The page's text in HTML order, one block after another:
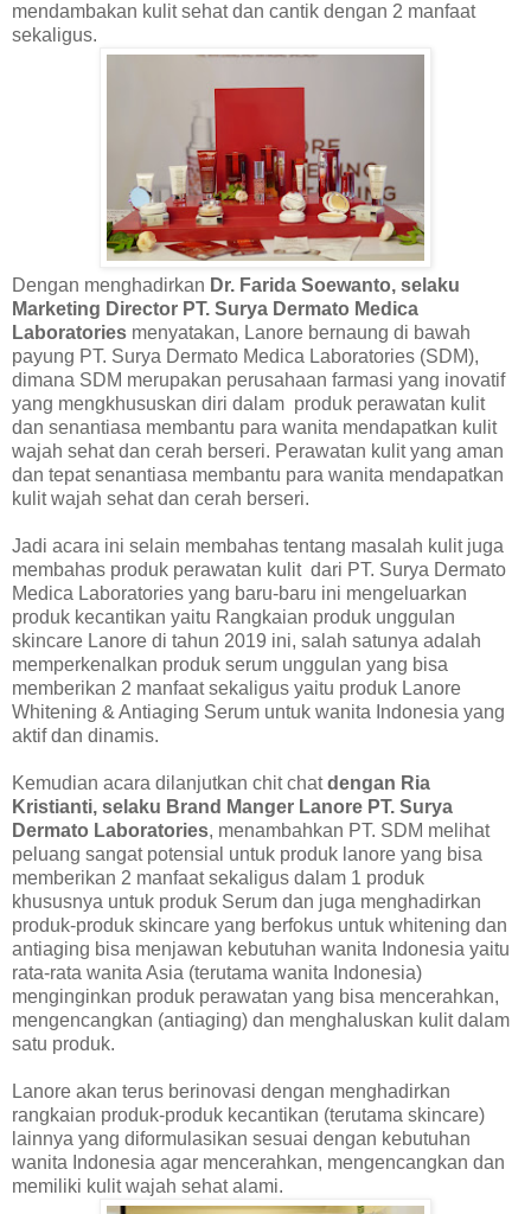
mendambakan kulit sehat dan cantik dengan 2 manfaat
sekaligus.
Dengan menghadirkan Dr. Farida Soewanto, selaku
Marketing Director PT. Surya Dermato Medica
Laboratories menyatakan, Lanore bernaung di bawah
payung PT. Surya Dermato Medica Laboratories (SDM),
dimana SDM merupakan perusahaan farmasi yang inovatif
yang mengkhususkan diri dalam produk perawatan kulit
dan senantiasa membantu para wanita mendapatkan kulit
wajah sehat dan cerah berseri. Perawatan kulit yang aman
dan tepat senantiasa membantu para wanita mendapatkan
kulit wajah sehat dan cerah berseri.
Jadi acara ini selain membahas tentang masalah kulit juga
membahas produk perawatan kulit dari PT. Surya Dermato
Medica Laboratories yang baru-baru ini mengeluarkan
produk kecantikan yaitu Rangkaian produk unggulan
skincare Lanore di tahun 2019 ini, salah satunya adalah
memperkenalkan produk serum unggulan yang bisa
memberikan 2 manfaat sekaligus yaitu produk Lanore
Whitening & Antiaging Serum untuk wanita Indonesia yang
aktif dan dinamis.
Kemudian acara dilanjutkan chit chatdengan Ria
Kristianti, selaku Brand Manger Lanore PT. Surya
Dermato Laboratories, menambahkan PT. SDM melihat
peluang sangat potensial untuk produk lanore yang bisa
memberikan 2 manfaat sekaligus dalam 1 produk
khususnya untuk produk Serum dan juga menghadirkan
produk-produk skincare yang berfokus untuk whitening dan
antiaging bisa menjawan kebutuhan wanita Indonesia yaitu
rata-rata wanita Asia (terutama wanita Indonesia)
menginginkan produk perawatan yang bisa mencerahkan,
mengencangkan (antiaging) dan menghaluskan kulit dalam
satu produk.
Lanore akan terus berinovasi dengan menghadirkan
rangkaian produk-produk kecantikan (terutama skincare)
lainnya yang diformulasikan sesuai dengan kebutuhan
wanita Indonesia agar mencerahkan, mengencangkan dan
memiliki kulit wajah sehat alami.